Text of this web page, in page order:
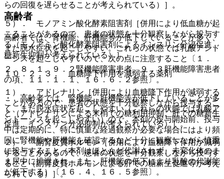
高齢者
高齢者では、腎機能、肝機能等が低下していることが多く、
また脱水症状を起こしやすい。これらの状態では乳酸アシド
ーシスを起こしやすいので、次の点に注意すること〔１．
２、８．１、９．２腎機能障害患者、９．３肝機能障害患者
の項、１１．１．１、１６．６．２参照〕。
・ 高齢者では、腎機能、肝機能等が低下していることが多
く、また脱水症状を起こしやすい（これらの状態では乳酸ア
シドーシスを起こしやすい）ので、本剤の投与開始前、投与
中は定期的に、特に慎重な経過観察が必要な場合にはより頻
回に腎機能や肝機能を確認するなど十分に観察しながら慎重
に投与すること（本剤はほとんど代謝されず、未変化体のま
ま尿中に排泄され、また、肝機能の低下により乳酸の代謝能
が低下する）〔１６．４、１６．５参照〕。
らの回復を遅らせることが考えられている）］。
５）． モノアミン酸化酵素阻害剤［併用により低血糖が起
こることがあるので、患者の状態を十分観察しながら投与す
る（モノアミン酸化酵素阻害剤によるインスリン分泌促進、
糖新生抑制が考えられている）］。
１０．２．３． 血糖降下作用を減弱する薬剤
１）． アドレナリン［併用により血糖降下作用が減弱する
ことがあるので、患者の状態を十分観察しながら投与するこ
と（アドレナリンによる末梢での糖利用抑制、肝での糖新生
促進、インスリン分泌抑制が考えられている）］。
２）． 副腎皮質ホルモン［併用により血糖降下作用が減弱
することがあるので、患者の状態を十分観察しながら投与す
ること（副腎皮質ホルモンによる肝での糖新生促進等が考え
られている）］。